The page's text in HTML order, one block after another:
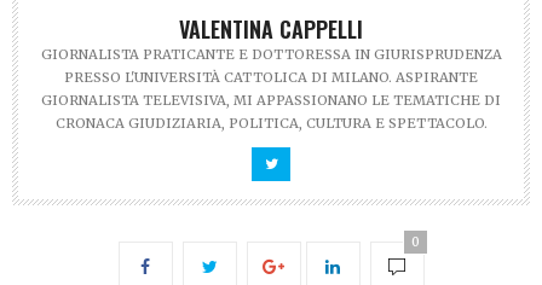
VALENTINA CAPPELLI
GIORNALISTA PRATICANTE E DOTTORESSA IN GIURISPRUDENZA
PRESSO L'UNIVERSITÀ CATTOLICA DI MILANO. ASPIRANTE
GIORNALISTA TELEVISIVA, MI APPASSIONANO LE TEMATICHE DI
CRONACA GIUDIZIARIA, POLITICA, CULTURA E SPETTACOLO.
0